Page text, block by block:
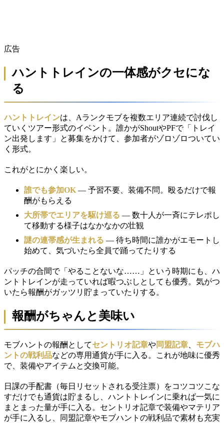
広告
ハントトレインの一体感がクセにな
る
ハントトレインは、Aランクモブを複数エリア連続で討伐し
ていくツアー形式のイベント。誰かがShoutやPFで「トレイ
ン出発します」と募集をかけて、参加者がゾロゾロついてい
く形式。
これがとにかく楽しい。
誰でも参加OK — 予習不要、装備不問。殴るだけで報
酬がもらえる
大所帯でエリアを駆け巡る — 数十人が一斉にテレポし
て移動する様子はなかなかの壮観
謎の連帯感が生まれる — 待ち時間に誰かがエモートし
始めて、気づいたら全員で踊ってたりする
パッチの合間で「やることないな……」という時期にも、ハ
ントトレインが走っていれば暇つぶしとしても優秀。気がつ
いたら報酬がガッツリ貯まっていたりする。
報酬がちゃんと美味い
モブハントの報酬としてセントリオ記章や同盟記章
モブハ
ントの戦利品などの専用通貨が手に入る。これが地味に優秀
で、装備やアイテムと交換可能。
日課の手配書（毎日リセットされる受注票）をコツコツこな
すだけでも通貨は貯まるし、ハントトレインに乗れば一気に
まとまった量が手に入る。セントリオ記章で装備やマテリア
が手に入るし、同盟記章やモブハントの戦利品で素材も充実